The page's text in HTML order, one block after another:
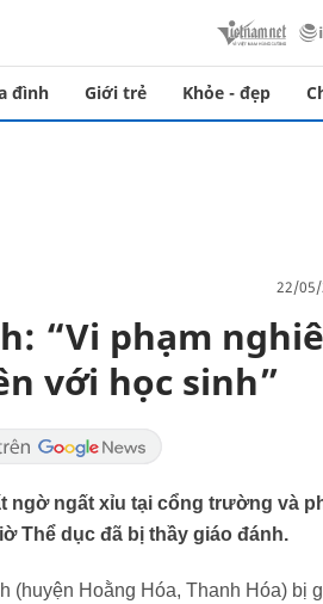
đình Giới trẻ Khỏe - đẹp
22/
“Vi phạm
với học sinh”
ngờ ngất xỉu tại cổng trường và
Thể dục đã bị thầy giáo đánh.
(huyện Hoằng Hóa, Thanh Hóa) bị